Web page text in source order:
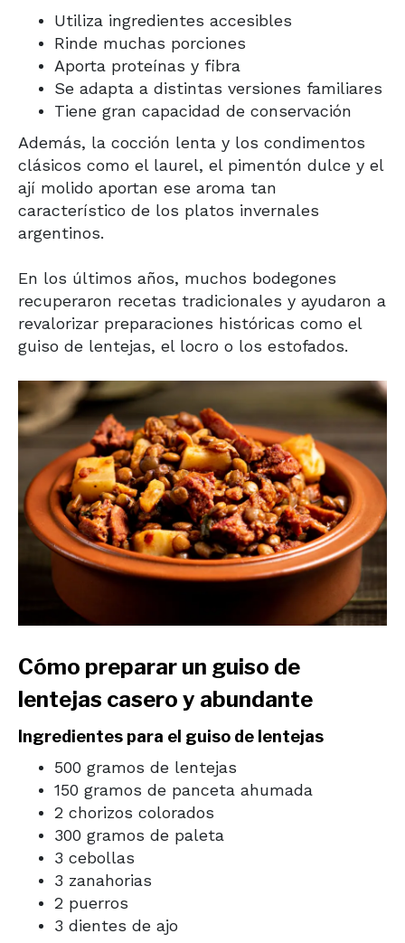
Utiliza ingredientes accesibles
Rinde muchas porciones
Aporta proteínas y fibra
Se adapta a distintas versiones familiares
Tiene gran capacidad de conservación
Además, la cocción lenta y los condimentos
clásicos como el laurel, el pimentón dulce y el
ají molido aportan ese aroma tan
característico de los platos invernales
argentinos.
En los últimos años, muchos bodegones
recuperaron recetas tradicionales y ayudaron a
revalorizar preparaciones históricas como el
guiso de lentejas, el locro o los estofados.
Cómo preparar un guiso de
lentejas casero y abundante
Ingredientes para el guiso de lentejas
500 gramos de lentejas
150 gramos de panceta ahumada
2 chorizos colorados
300 gramos de paleta
3 cebollas
3 zanahorias
2 puerros
3 dientes de ajo